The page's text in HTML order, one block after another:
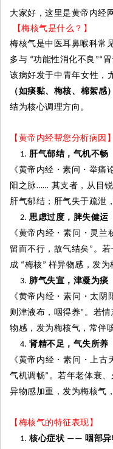
大家好，这里是黄帝内经
【梅核气是什么？】
梅核气是中医耳鼻喉科常
多与 “功能性消化不良 ”“
该病好发于中青年女性，
（如痰黏、梅核、棉絮
结为核心调理方向。
【黄帝内经帮您分析病因】
肝气郁结，气机不畅
《黄帝内经 ・素问 ・ 举痛
阳之脉…… 其支者，从目
肝气郁结；肝气失于疏泄
思虑过度，脾失健运
《黄帝内经 ・素问 ・ 灵兰
留而不行，故气结矣” 。
成 “梅核” 样异物感，发为
肺气失宣，津凝为痰
《黄帝内经 ・素问 ・ 太阴
则津液布，咽得养” 。若
物感，发为梅核气，常伴
肾精不足，气失所养
《黄帝内经 ・素问 ・上古
气机调畅” 。若年老体衰
异物感加重，发为梅核气
【梅核气的特征表现】
核心症状 —— 咽部异